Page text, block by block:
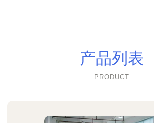
产品列表
PRODUCT